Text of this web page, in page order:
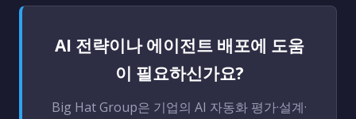
AI 전략이나 에이전트 배포에 도움
이 필요하신가요?
Big Hat Group은 기업의 AI 자동화 평가·설계·